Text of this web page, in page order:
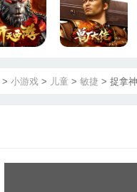
> 小游戏 > 儿童 > 敏捷 > 捉拿